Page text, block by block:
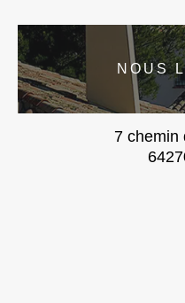
NOUS
7 chemin